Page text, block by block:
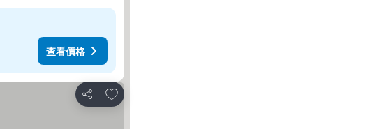
查看價格
分享
加入我的最愛